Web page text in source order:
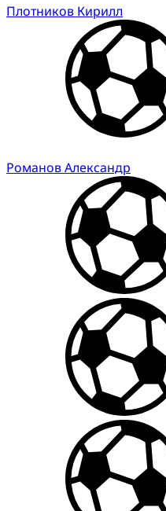
Плотников Кирилл
Романов Александр